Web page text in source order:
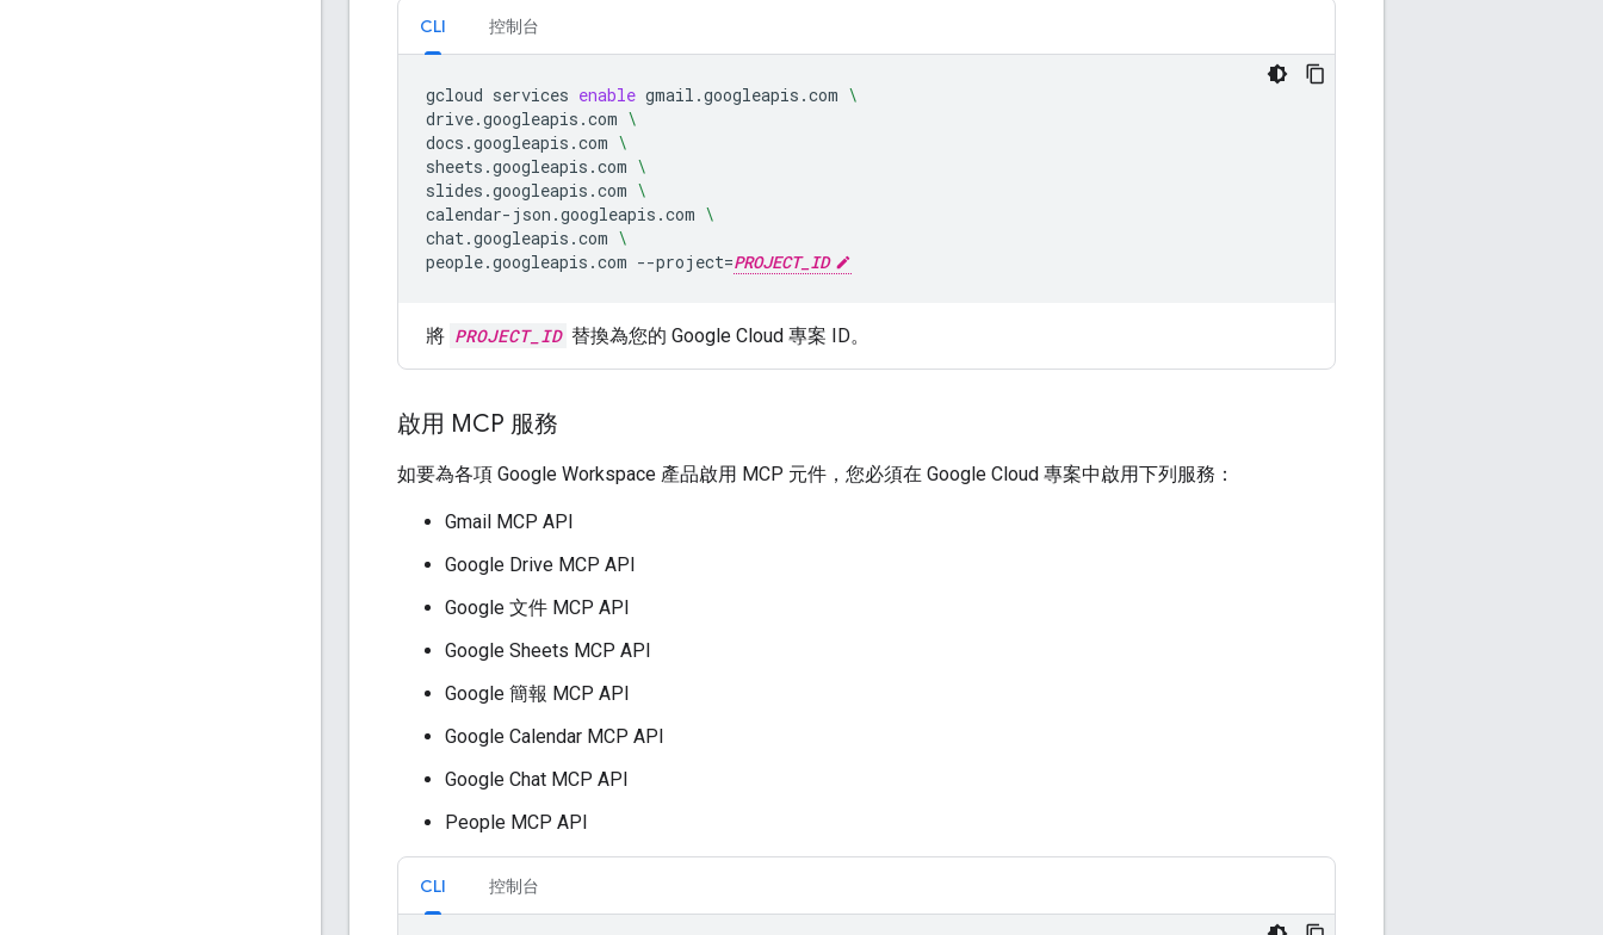
CLI 控制台
gcloud services enable gmail.googleapis.com \
drive.googleapis.com \
docs.googleapis.com \
sheets.googleapis.com \
slides.googleapis.com \
calendar-json.googleapis.com \
chat.googleapis.com \
people.googleapis.com --project=PROJECT_ID
將 PROJECT_ID 替換為您的 Google Cloud 專案 ID。
啟用 MCP 服務
如要為各項 Google Workspace 產品啟用 MCP 元件，您必須在 Google Cloud 專案中啟用下列服務：
Gmail MCP API
Google Drive MCP API
Google 文件 MCP API
Google Sheets MCP API
Google 簡報 MCP API
Google Calendar MCP API
Google Chat MCP API
People MCP API
CLI 控制台